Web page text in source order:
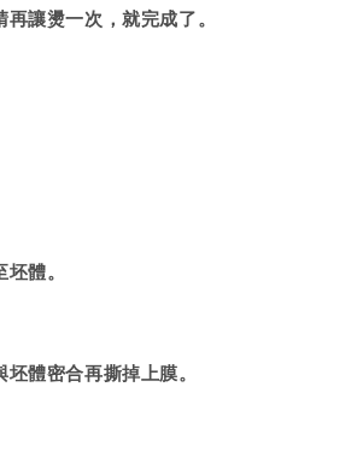
讓燙一次，就完成了。
體。
體密合再撕掉上膜。